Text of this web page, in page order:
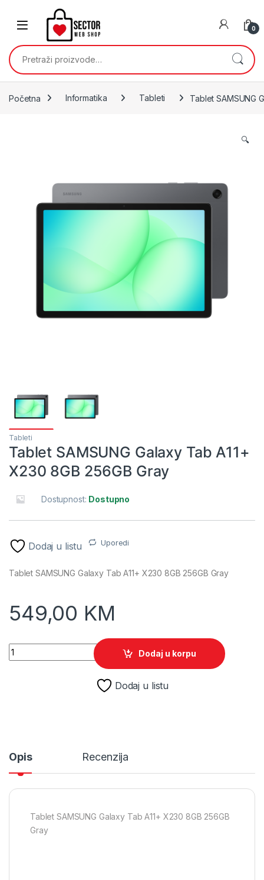
Skip to navigation
0
Pretraži:
Početna Informatika Tableti Tablet SAMSUNG
🔍
Tableti
Tablet SAMSUNG Galaxy Tab A11+
X230 8GB 256GB Gray
Dostupnost: Dostupno
Dodaj u listu Uporedi
Tablet SAMSUNG Galaxy Tab A11+ X230 8GB 256GB Gray
549,00 KM
Tablet SAMSUNG Galaxy Tab A11+ X230 8GB 256GB Gray
Dodaj u korpu
Dodaj u listu
Opis Recenzija
Tablet SAMSUNG Galaxy Tab A11+ X230 8GB 256GB
Gray